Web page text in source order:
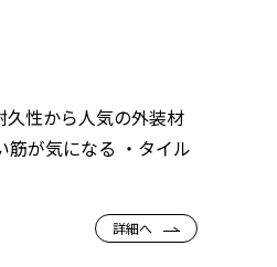
性から人気の外装材
筋が気になる ・タイル
詳細へ